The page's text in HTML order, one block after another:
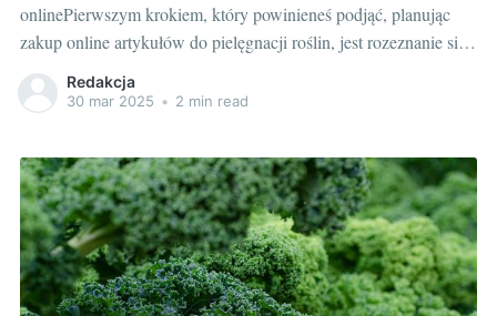
onlinePierwszym krokiem, który powinieneś podjąć, planując
zakup online artykułów do pielęgnacji roślin, jest rozeznanie się
na rynku. W dobie cyfryzacji, umiejętność posługiwania się
Internetem staje się nieoceniona, a zakupy w sieci stanowią
jakie produkty wybrać i
Redakcja
30 mar 2025 • 2 min read